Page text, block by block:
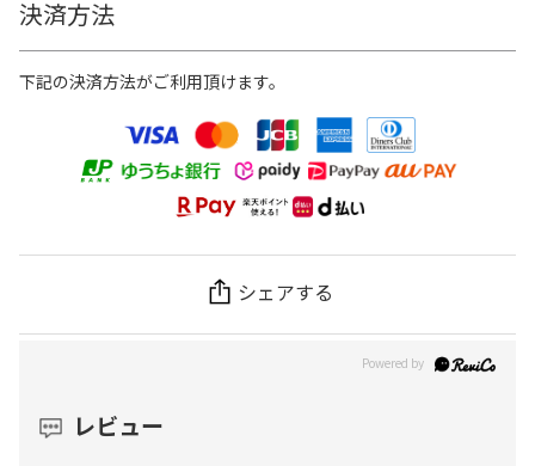
決済方法
下記の決済方法がご利用頂けます。
シェアする
レビュー